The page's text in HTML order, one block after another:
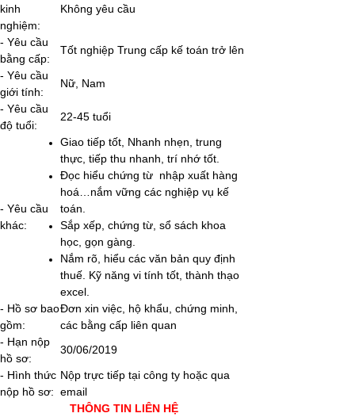
kinh
nghiệm:
Không yêu cầu
- Yêu cầu
bằng cấp:
Tốt nghiệp Trung cấp kế toán trở lên
- Yêu cầu
giới tính:
Nữ, Nam
- Yêu cầu
độ tuổi:
22-45 tuổi
- Yêu cầu
khác:
Giao tiếp tốt, Nhanh nhẹn, trung
thực, tiếp thu nhanh, trí nhớ tốt.
Đọc hiểu chứng từ nhập xuất hàng
hoá…nắm vững các nghiệp vụ kế
toán.
Sắp xếp, chứng từ, sổ sách khoa
học, gọn gàng.
Nắm rõ, hiểu các văn bản quy định
thuế. Kỹ năng vi tính tốt, thành thạo
excel.
- Hồ sơ bao
gồm:
Đơn xin việc, hộ khẩu, chứng minh,
các bằng cấp liên quan
- Hạn nộp
hồ sơ:
30/06/2019
- Hình thức
nộp hồ sơ:
Nộp trực tiếp tại công ty hoặc qua
email
THÔNG TIN LIÊN HỆ